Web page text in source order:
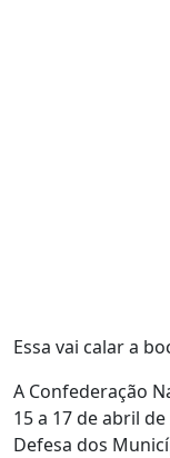
Essa vai calar a
A Confederação
15 a 17 de abril
Defesa dos